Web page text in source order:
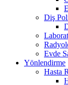
Diş
Evde
Yönlendirme
Hasta